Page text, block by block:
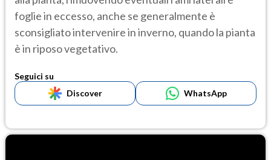
foglie in eccesso, anche se generalmente è
sconsigliato intervenire in inverno, quando la pianta
è in riposo vegetativo.
Seguici su
Discover
WhatsApp